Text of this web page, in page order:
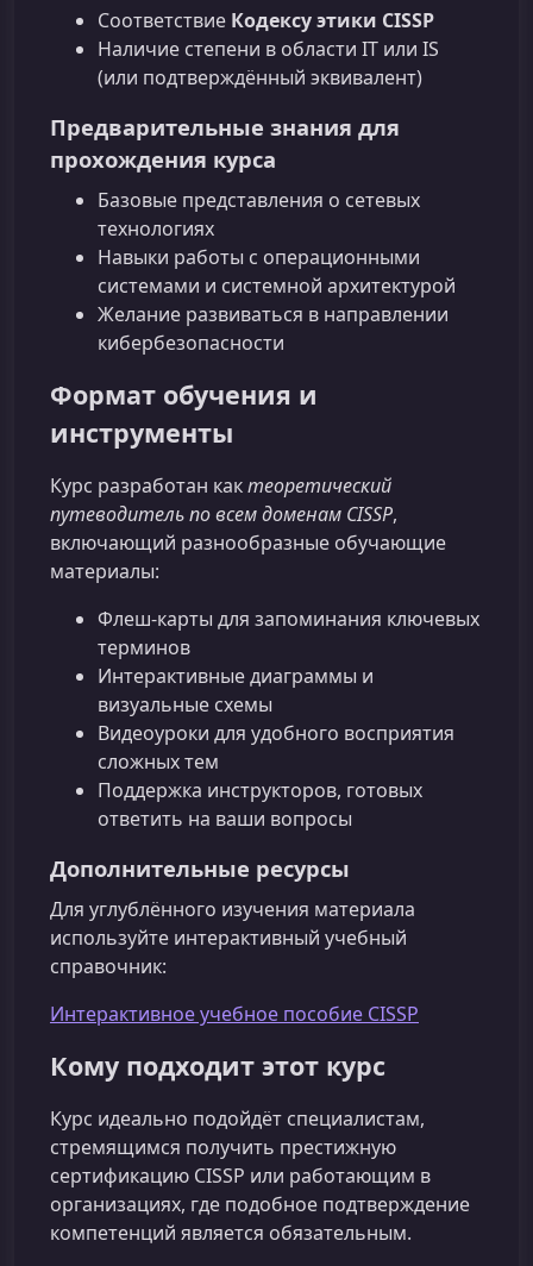
Соответствие Кодексу этики CISSP
Наличие степени в области IT или IS
(или подтверждённый эквивалент)
Предварительные знания для
прохождения курса
Базовые представления о сетевых
технологиях
Навыки работы с операционными
системами и системной архитектурой
Желание развиваться в направлении
кибербезопасности
Формат обучения и
инструменты
Курс разработан кактеоретический
путеводитель по всем доменам CISSP,
включающий разнообразные обучающие
материалы:
Флеш-карты для запоминания ключевых
терминов
Интерактивные диаграммы и
визуальные схемы
Видеоуроки для удобного восприятия
сложных тем
Поддержка инструкторов, готовых
ответить на ваши вопросы
Дополнительные ресурсы
Для углублённого изучения материала
используйте интерактивный учебный
справочник:
Интерактивное учебное пособие CISSP
Кому подходит этот курс
Курс идеально подойдёт специалистам,
стремящимся получить престижную
сертификацию CISSP или работающим в
организациях, где подобное подтверждение
компетенций является обязательным.